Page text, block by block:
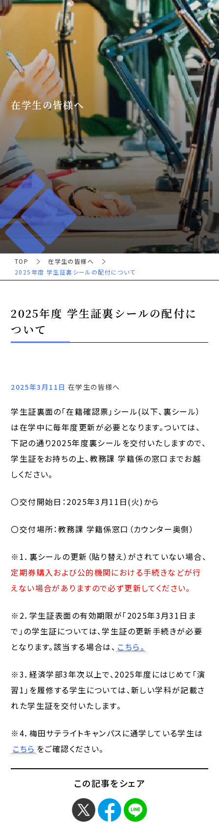
在学生の皆様へ
TOP
在学生の皆様へ
2025年度 学生証裏シールの配付について
2025年度 学生証裏シールの配付に
ついて
2025年3月11日 在学生の皆様へ
学生証裏面の「在籍確認票」シール(以下、裏シール）
は在学中に毎年度更新が必要となります。ついては、
下記の通り2025年度裏シールを交付いたしますので、
学生証をお持ちの上、教務課 学籍係の窓口までお越
しください。
〇交付開始日：2025年3月11日(火)から
〇交付場所：教務課 学籍係窓口（カウンター奥側）
※1．裏シールの更新（貼り替え）がされていない場合、
定期券購入および公的機関における手続きなどが行
えない場合がありますので必ず更新してください。
※2．学生証表面の有効期限が「2025年3月31日ま
で」の学生証については、学生証の更新手続きが必要
となります。該当する場合は、 こちら。
※3．経済学部3年次以上で、2025年度にはじめて「演
習1」を履修する学生については、新しい学科が記載さ
れた学生証を交付いたします。
※4．梅田サテライトキャンパスに通学している学生は
こちら をご確認ください。
この記事をシェア